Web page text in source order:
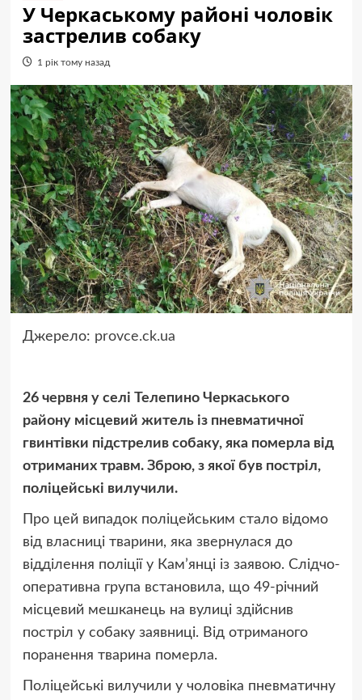
У Черкаському районі чоловік
застрелив собаку
1 рік тому назад
Джерело: provce.ck.ua
26 червня у селі Телепино Черкаського
району місцевий житель із пневматичної
гвинтівки підстрелив собаку, яка померла від
отриманих травм. Зброю, з якої був постріл,
поліцейські вилучили.
Про цей випадок поліцейським стало відомо
від власниці тварини, яка звернулася до
відділення поліції у Кам’янці із заявою. Слідчо-
оперативна група встановила, що 49-річний
місцевий мешканець на вулиці здійснив
постріл у собаку заявниці. Від отриманого
поранення тварина померла.
Поліцейські вилучили у чоловіка пневматичну